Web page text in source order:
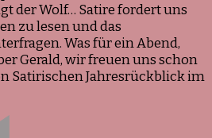
der Wolf… Satire fordert uns
zu lesen und das
Was für ein Abend,
Gerald, wir freuen uns schon
Satirischen Jahresrückblick im